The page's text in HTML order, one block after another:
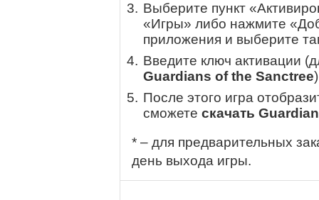
Выберите пункт
«Игры» либо нажмите
приложения и выберите
Введите ключ активации
Guardians of the Sanctree
После этого игра
сможете скачать
* – для предварительных
день выхода игры.